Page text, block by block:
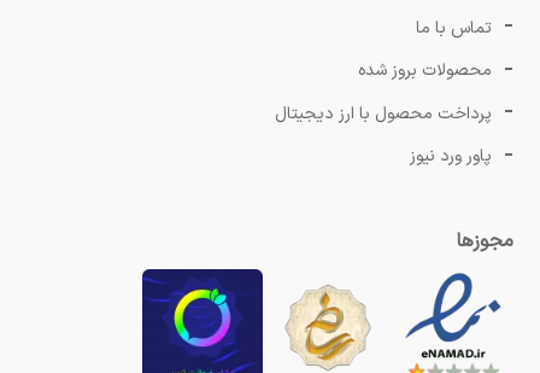
تماس با ما
محصولات بروز شده
پرداخت محصول با ارز دیجیتال
پاور ورد نیوز
مجوزها